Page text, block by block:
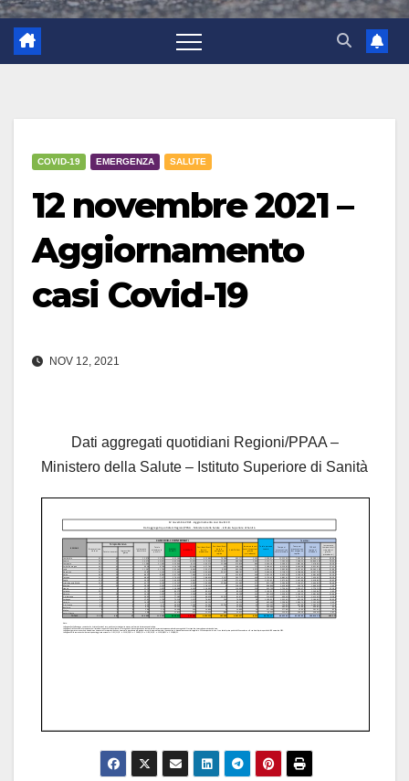
COVID-19 EMERGENZA SALUTE
12 novembre 2021 –
Aggiornamento
casi Covid-19
NOV 12, 2021
Dati aggregati quotidiani Regioni/PPAA –
Ministero della Salute – Istituto Superiore di Sanità